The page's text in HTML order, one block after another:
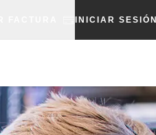
INICIAR SESIÓN